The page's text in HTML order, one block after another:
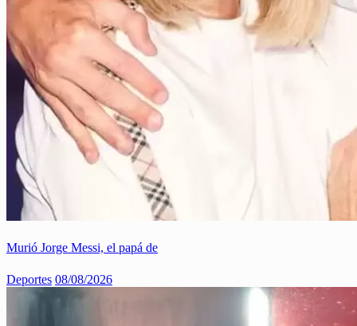
Murió Jorge Messi, el papá de
Deportes 08/08/2026